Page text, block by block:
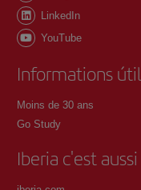
LinkedIn
YouTube
Informations
Moins de 30 ans
Go Study
Iberia c'est aussi